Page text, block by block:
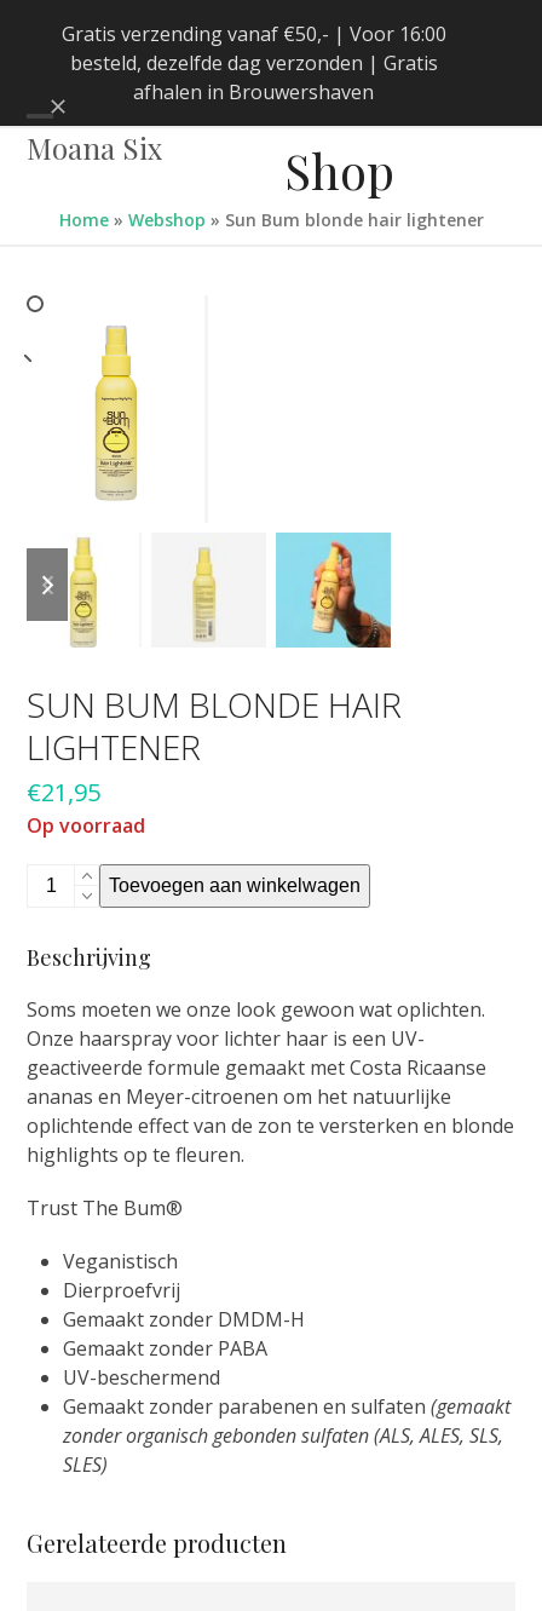
Gratis verzending vanaf €50,- | Voor 16:00
besteld, dezelfde dag verzonden | Gratis
afhalen in Brouwershaven
Negeren
Moana Six
Open
menu
Close
menu
Shop
Home» Webshop » Sun Bum blonde hair lightener
previous
slide
next
slide
SUN BUM BLONDE HAIR
LIGHTENER
€21,95
Op voorraad
Sun
hair
aantal
Toevoegen aan winkelwagen
Beschrijving
Soms moeten we onze look gewoon wat oplichten.
Onze haarspray voor lichter haar is een UV-
geactiveerde formule gemaakt met Costa Ricaanse
ananas en Meyer-citroenen om het natuurlijke
oplichtende effect van de zon te versterken en blonde
highlights op te fleuren.
Trust The Bum®
Veganistisch
Dierproefvrij
Gemaakt zonder DMDM-H
Gemaakt zonder PABA
UV-beschermend
Gemaakt zonder parabenen en sulfaten(gemaakt
zonder organisch gebonden sulfaten (ALS, ALES, SLS,
SLES)
Gerelateerde producten